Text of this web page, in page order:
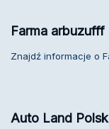
Farma arbuzufff
Znajdź informacje o
Auto Land